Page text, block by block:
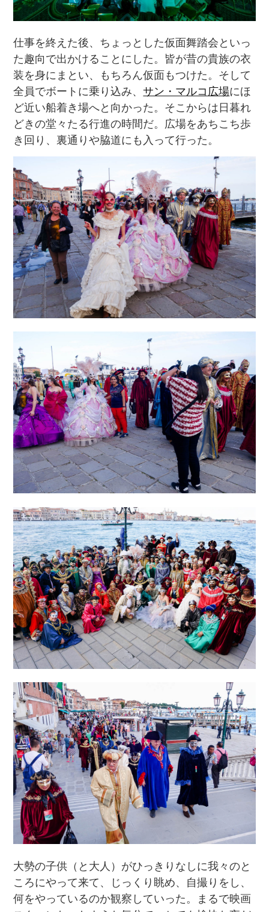
仕事を終えた後、ちょっとした仮面舞踏会といっ
た趣向で出かけることにした。皆が昔の貴族の衣
装を身にまとい、もちろん仮面もつけた。そして
全員でボートに乗り込み、サン・マルコ広場にほ
ど近い船着き場へと向かった。そこからは日暮れ
どきの堂々たる行進の時間だ。広場をあちこち歩
き回り、裏通りや脇道にも入って行った。
大勢の子供（と大人）がひっきりなしに我々のと
ころにやって来て、じっくり眺め、自撮りをし、
何をやっているのか観察していった。まるで映画